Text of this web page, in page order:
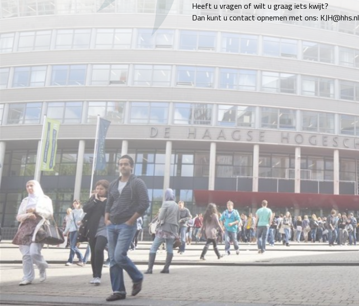
Heeft u vragen of wilt u graag iets kwijt?
Dan kunt u contact opnemen met ons: KJH@hhs.nl